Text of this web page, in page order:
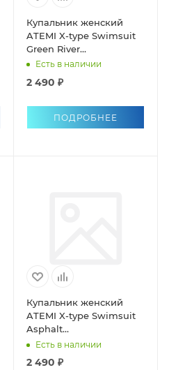
Купальник женский
ATEMI X-type Swimsuit
Green River
однопредметный
Есть в наличии
2 490 ₽
ПОДРОБНЕЕ
Купальник женский
ATEMI X-type Swimsuit
Asphalt
однопредметный
Есть в наличии
2 490 ₽